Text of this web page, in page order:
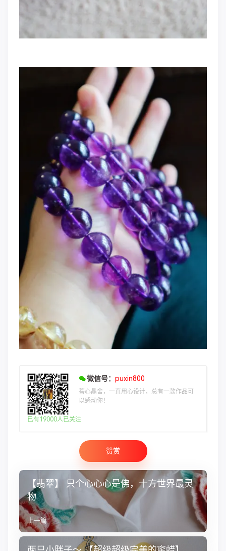
微信号： puxin800
菩心晶舍，一直用心设计，总有一款作品可
以感动你！
已有19000人已关注
赞赏
【翡翠】 只个心心心是佛，十方世界最灵
物
上一篇